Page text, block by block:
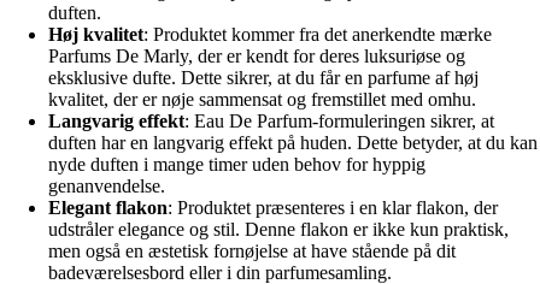
duften.
Høj kvalitet: Produktet kommer fra det anerkendte mærke
Parfums De Marly, der er kendt for deres luksuriøse og
eksklusive dufte. Dette sikrer, at du får en parfume af høj
kvalitet, der er nøje sammensat og fremstillet med omhu.
Langvarig effekt: Eau De Parfum-formuleringen sikrer, at
duften har en langvarig effekt på huden. Dette betyder, at du kan
nyde duften i mange timer uden behov for hyppig
genanvendelse.
Elegant flakon: Produktet præsenteres i en klar flakon, der
udstråler elegance og stil. Denne flakon er ikke kun praktisk,
men også en æstetisk fornøjelse at have stående på dit
badeværelsesbord eller i din parfumesamling.